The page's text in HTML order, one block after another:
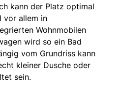
kann der Platz optimal
vor allem in
Wohnmobilen
wird so ein Bad
vom Grundriss kann
kleiner Dusche oder
sein.